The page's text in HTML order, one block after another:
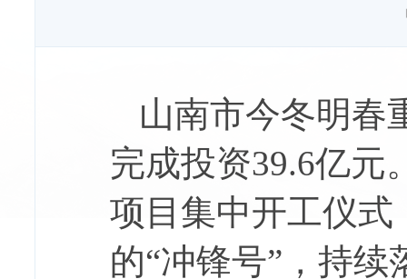
山南市今冬明春
完成投资39.6亿元
项目集中开工仪
的“冲锋号”，持续